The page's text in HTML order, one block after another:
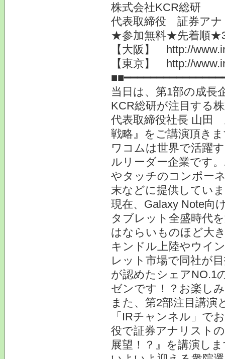
株式会社KCR総研
代表取締役 証券ア
★参加無料★先着順
【大阪】 http://
【東京】 http://
当日は、第1部の成長
KCR総研が注目する
代表取締役社長 山
戦略』をご講演頂き
ワコムは世界で活躍
ルリーダー企業です
やタッチのコンポー
末などに提供してい
現在、Galaxy Note向
タブレット全盛時代
はならいものほど大
キンドル上陸やウイ
レット市場で同社が
が認めたシェアNO.1
ゼンです！？お楽し
また、第2部注目講演
「IRチャンネル」で
役で証券アナリスト
展望！？』を講演し